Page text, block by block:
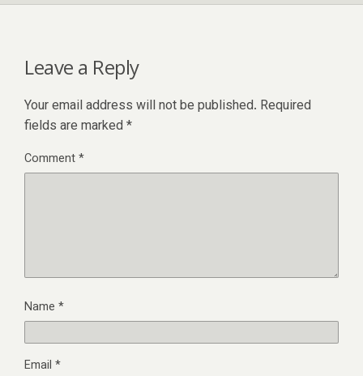
Leave a Reply
Your email address will not be published. Required
fields are marked *
Comment*
Name *
Email *